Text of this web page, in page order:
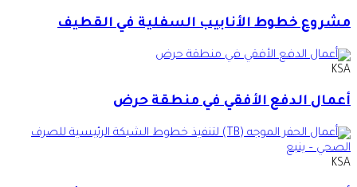
مشروع خطوط الأنابيب السفلية في القطيف
KSA
أعمال الدفع الأفقي في منطقة حرض
KSA